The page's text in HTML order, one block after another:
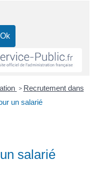
> Recrutement dans
un salarié
salarié